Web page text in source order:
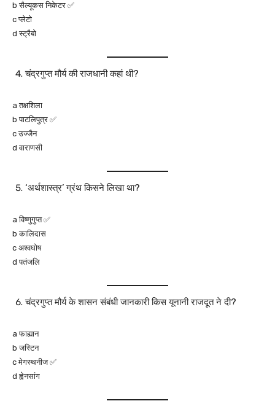
b सैल्यूकस निकेटर ✅
c प्लेटो
d स्ट्रैबो
चंद्रगुप्त मौर्य की राजधानी कहां थी?
a तक्षशिला
b पाटलिपुत्र ✅
c उज्जैन
d वाराणसी
‘अर्थशास्त्र’ ग्रंथ किसने लिखा था?
a विष्णुगुप्त ✅
b कालिदास
c अश्वघोष
d पतंजलि
चंद्रगुप्त मौर्य के शासन संबंधी जानकारी किस यूनानी राजदूत ने दी?
a फाह्यान
b जस्टिन
c मेगस्थनीज ✅
d ह्वेनसांग